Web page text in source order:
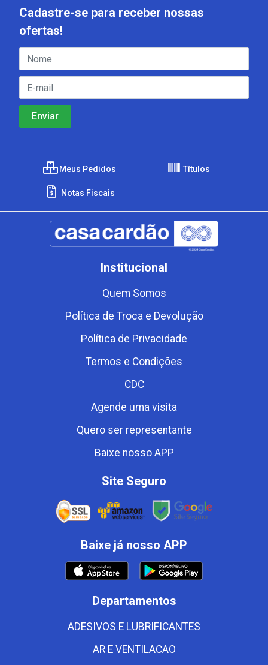
Cadastre-se para receber nossas
ofertas!
Meus Pedidos Títulos
Notas Fiscais
Institucional
Quem Somos
Política de Troca e Devolução
Política de Privacidade
Termos e Condições
CDC
Agende uma visita
Quero ser representante
Baixe nosso APP
Site Seguro
Baixe já nosso APP
Departamentos
ADESIVOS E LUBRIFICANTES
AR E VENTILACAO